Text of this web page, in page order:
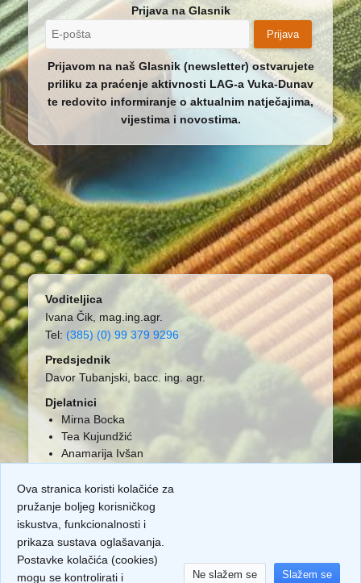
Prijava na Glasnik
Prijava
Prijavom na naš Glasnik (newsletter) ostvarujete
priliku za praćenje aktivnosti LAG-a Vuka-Dunav
te redovito informiranje o aktualnim natječajima,
vijestima i novostima.
Voditeljica
Ivana Čik, mag.ing.agr.
Tel: (385) (0) 99 379 9296
Predsjednik
Davor Tubanjski, bacc. ing. agr.
Djelatnici
Mirna Bocka
Tea Kujundžić
Anamarija Ivšan
Ova stranica koristi kolačiće za
pružanje boljeg korisničkog
iskustva, funkcionalnosti i
prikaza sustava oglašavanja.
Postavke kolačića (cookies)
mogu se kontrolirati i
Ne slažem se Slažem se